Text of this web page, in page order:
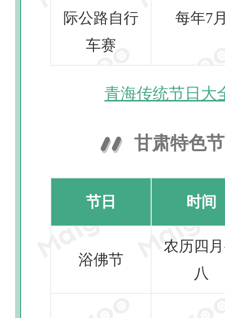
际公路自行
车赛
每年7
青海传统节日大
甘肃特色
节日 时间
浴佛节
农历四
八